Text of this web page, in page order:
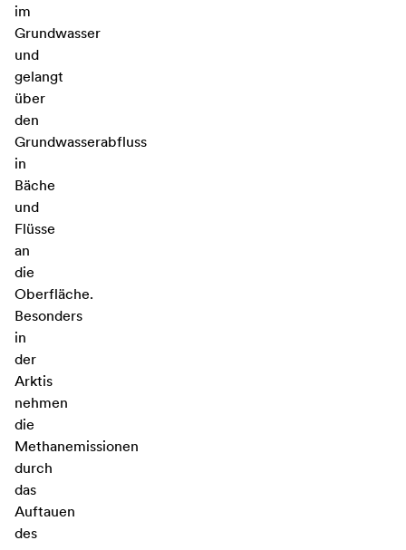
im
Grundwasser
und
gelangt
über
den
Grundwasserabfluss
in
Bäche
und
Flüsse
an
die
Oberfläche.
Besonders
in
der
Arktis
nehmen
die
Methanemissionen
durch
das
Auftauen
des